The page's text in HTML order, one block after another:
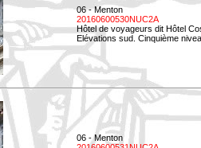
06 - Menton
20160600530NUC2A
Hôtel de voyageurs dit Hôtel
Elévations sud. Cinquième
06 - Menton